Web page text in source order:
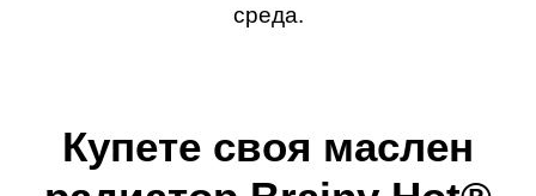
среда.
Купете своя маслен